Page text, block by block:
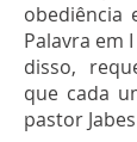
obediência
Palavra em
disso,
que cada
pastor